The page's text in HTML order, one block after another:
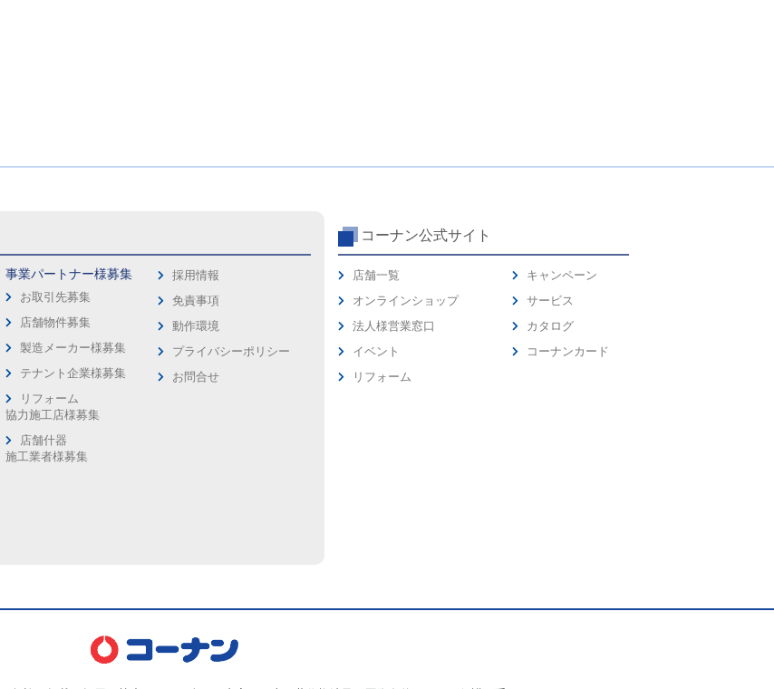
事業パートナー様募集
お取引先募集
店舗物件募集
製造メーカー様募集
テナント企業様募集
リフォーム
協力施工店様募集
店舗什器
施工業者様募集
採用情報
免責事項
動作環境
プライバシーポリシー
お問合せ
コーナン公式サイト
店舗一覧
オンラインショップ
法人様営業窓口
イベント
リフォーム
キャンペーン
サービス
カタログ
コーナンカード